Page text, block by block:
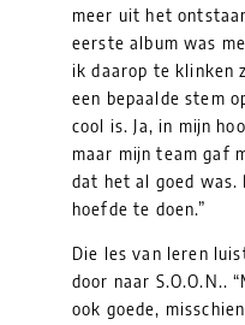
meer uit het
eerste album was
ik daarop te klinken
een bepaalde stem
cool is. Ja, in mijn
maar mijn team gaf
dat het al goed
hoefde te doen.”
Die les van leren
door naar S.O.O.N..
ook goede,